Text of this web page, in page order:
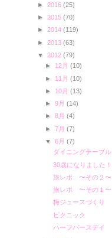
► 2016 (25)
► 2015 (70)
► 2014 (119)
► 2013 (63)
▼ 2012 (79)
► 12月(10)
► 11月(10)
► 10月(13)
►9月(14)
►8月(4)
►7月(7)
▼6月(7)
ダイニングテーブル
30歳になりました！
旅レポ 〜その２〜
旅レポ 〜その１〜
梅ジュースづくり
ピクニック
ハーフバースデイ